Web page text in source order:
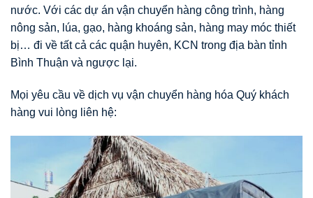
nước. Với các dự án vận chuyển hàng công trình, hàng
nông sản, lúa, gạo, hàng khoáng sản, hàng may móc thiết
bị… đi về tất cả các quận huyên, KCN trong địa bàn tỉnh
Bình Thuận và ngược lại.
Mọi yêu cầu về dịch vụ vận chuyển hàng hóa Quý khách
hàng vui lòng liên hệ: